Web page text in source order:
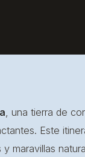
, una tierra de
Este
maravillas